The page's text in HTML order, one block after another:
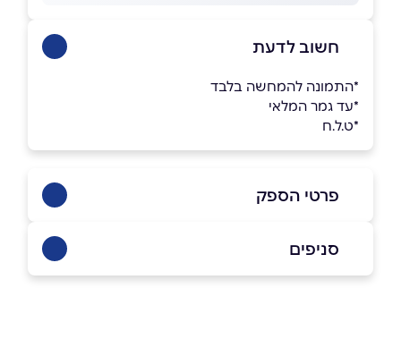
חשוב לדעת
*התמונה להמחשה בלבד
*עד גמר המלאי
*ט.ל.ח
פרטי הספק
סניפים